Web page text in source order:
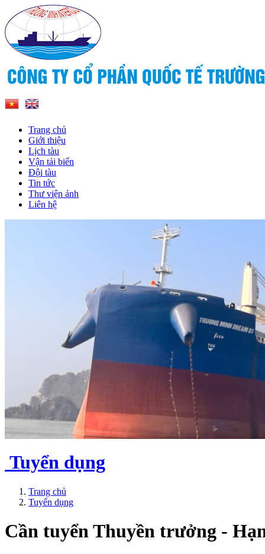
Trang chủ
Giới thiệu
Lịch tàu
Vận tải biển
Đội tàu
Tin tức
Thư viện ảnh
Liên hệ
Tuyển dụng
Trang chủ
Tuyển dụng
Cần tuyển Thuyền trưởng -